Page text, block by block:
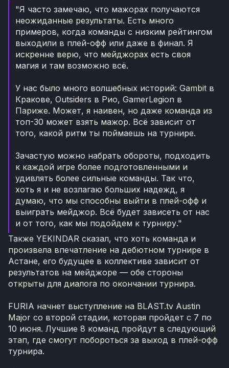
"Я часто замечаю, что мажорах получаются
неожиданные результаты. Есть много
примеров, когда команды с низким рейтингом
выходили в плей-офф или даже в финал. Я
искренне верю, что мейджорах есть своя
магия и там возможно всё.
У нас было много волшебных историй: Gambit в
Кракове, Outsiders в Рио, GamerLegion в
Париже. Может, я наивен, но даже команда из
топ-30 может взять мажор. Всё зависит от
того, какой ритм ты поймаешь на турнире.
Зачастую можно набрать обороты, подходить
к каждой игре более подготовленными и
удивлять более сильные команды. Так что,
хоть я и не возлагаю больших надежд, я
думаю, что мы способны выйти в плей-офф и
выиграть мейджор. Всё будет зависеть от нас
и от того, как мы подойдем к турниру."
Также YEKINDAR сказал, что хоть команда и
произвела впечатление на дебютном турнире в
Астане, его будущее в коллективе зависит от
результатов на мейджоре — обе стороны
открыты для диалога по окончании турнира.
FURIA начнет выступление на BLAST.tv Austin
Major со второй стадии, которая пройдет с 7 по
10 июня. Лучшие 8 команд пройдут в следующий
этап, где смогут побороться за выход в плей-офф
турнира.